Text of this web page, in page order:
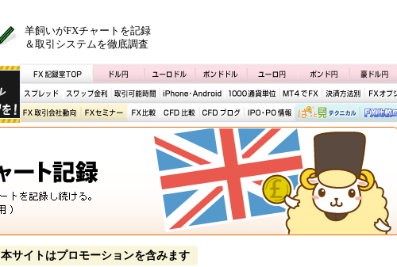
羊飼いがFXチャートを記録
＆取引システムを徹底調査
本サイトはプロモーションを含みます